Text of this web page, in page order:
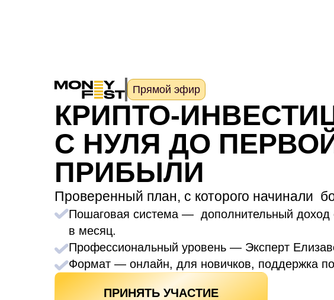
Прямой эфир
КРИПТО-
С НУЛЯ ДО
ПРИБЫЛИ
Проверенный план, с которого начинали
Пошаговая система — дополнительный доход
в месяц.
Профессиональный уровень — Эксперт
Формат — онлайн, для новичков, поддержка
ПРИНЯТЬ УЧАСТИЕ